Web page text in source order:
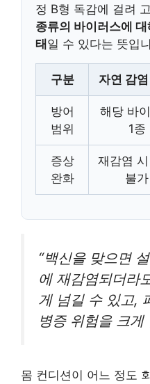
정 B형 독감에 걸려
종류의 바이러스에
태 일 수 있다는 뜻입
구분 자연 감
방어
범위
해당 바
1종
증상
완화
재감염
불가
“백신을 맞으면
에 재감염되더라
게 넘길 수 있고,
병증 위험을 크게
몸 컨디션이 어느 정도